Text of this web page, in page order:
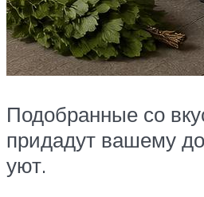
Подобранные со
придадут вашему
уют.